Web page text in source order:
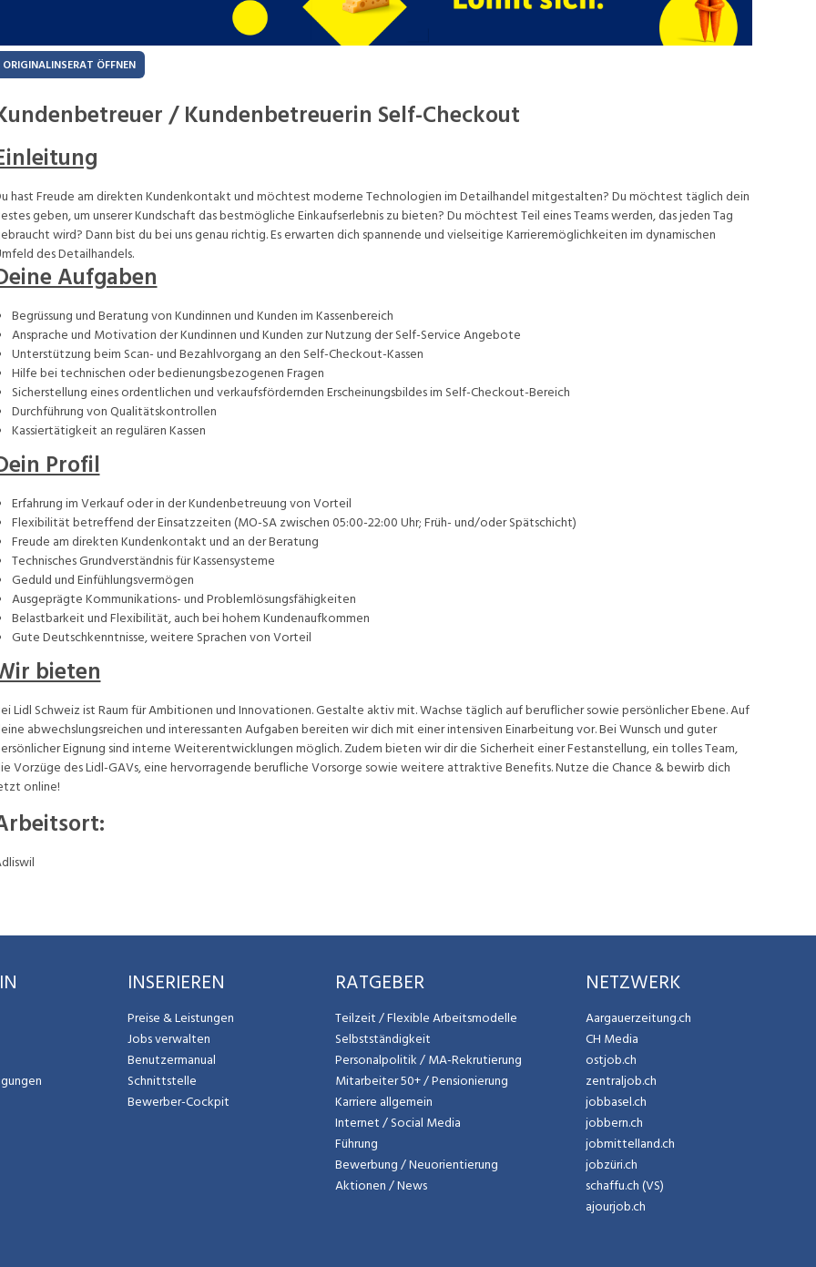
ORIGINALINSERAT ÖFFNEN
/ Kundenbetreuerin Self-Checkout
hast Freude am direkten Kundenkontakt und möchtest moderne Technologien im Detailhandel mitgestalten? Du möchtest täglich dein
geben, um unserer Kundschaft das bestmögliche Einkaufserlebnis zu bieten? Du möchtest Teil eines Teams werden, das jeden Tag
wird? Dann bist du bei uns genau richtig. Es erwarten dich spannende und vielseitige Karrieremöglichkeiten im dynamischen
des Detailhandels.
Aufgaben
Begrüssung und Beratung von Kundinnen und Kunden im Kassenbereich
Ansprache und Motivation der Kundinnen und Kunden zur Nutzung der Self-Service Angebote
Unterstützung beim Scan- und Bezahlvorgang an den Self-Checkout-Kassen
Hilfe bei technischen oder bedienungsbezogenen Fragen
Sicherstellung eines ordentlichen und verkaufsfördernden Erscheinungsbildes im Self-Checkout-Bereich
Durchführung von Qualitätskontrollen
Kassiertätigkeit an regulären Kassen
Profil
Erfahrung im Verkauf oder in der Kundenbetreuung von Vorteil
Flexibilität betreffend der Einsatzzeiten (MO-SA zwischen 05:00-22:00 Uhr; Früh- und/oder Spätschicht)
Freude am direkten Kundenkontakt und an der Beratung
Technisches Grundverständnis für Kassensysteme
Geduld und Einfühlungsvermögen
Ausgeprägte Kommunikations- und Problemlösungsfähigkeiten
Belastbarkeit und Flexibilität, auch bei hohem Kundenaufkommen
Gute Deutschkenntnisse, weitere Sprachen von Vorteil
bieten
Lidl Schweiz ist Raum für Ambitionen und Innovationen. Gestalte aktiv mit. Wachse täglich auf beruflicher sowie persönlicher Ebene. Auf
abwechslungsreichen und interessanten Aufgaben bereiten wir dich mit einer intensiven Einarbeitung vor. Bei Wunsch und guter
Eignung sind interne Weiterentwicklungen möglich. Zudem bieten wir dir die Sicherheit einer Festanstellung, ein tolles Team,
Vorzüge des Lidl-GAVs, eine hervorragende berufliche Vorsorge sowie weitere attraktive Benefits. Nutze die Chance & bewirb dich
online!
:
INSERIEREN
Preise & Leistungen
Jobs verwalten
Benutzermanual
Schnittstelle
Bewerber-Cockpit
RATGEBER
Teilzeit / Flexible Arbeitsmodelle
Selbstständigkeit
Personalpolitik / MA-Rekrutierung
Mitarbeiter 50+ / Pensionierung
Karriere allgemein
Internet / Social Media
Führung
Bewerbung / Neuorientierung
Aktionen / News
NETZWERK
Aargauerzeitung.ch
CH Media
ostjob.ch
zentraljob.ch
jobbasel.ch
jobbern.ch
jobmittelland.ch
jobzüri.ch
schaffu.ch (VS)
ajourjob.ch